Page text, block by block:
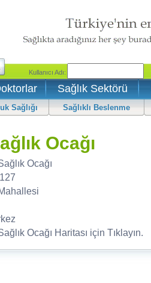
Sağlık Sektörü
Sağlığı Sağlıklı Beslenme
Ocağı
Ocağı
Ocağı Haritası için Tıklayın.